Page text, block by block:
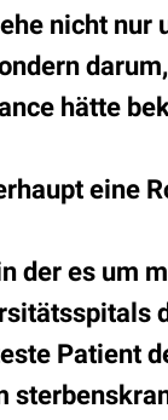
nicht nur
hätte
eine
der es um
Patient